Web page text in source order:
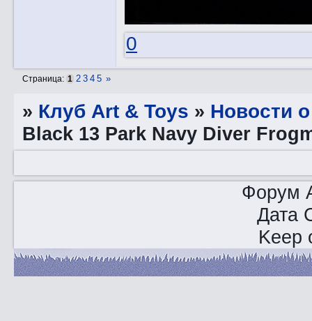
0
Страница: 1 2 3 4 5 »
» Клуб Art & Toys » Новости
Black 13 Park Navy Diver
Форум
Дата
Keep